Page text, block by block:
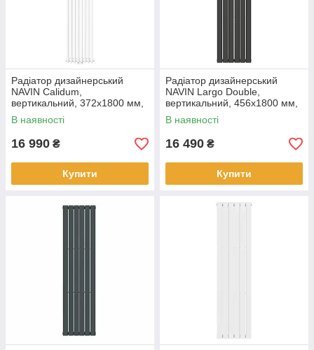
Радіатор дизайнерський
NAVIN Calidum,
вертикальний, 372x1800 мм,
1326 Вт, нижнє підключення
50 мм, білий
В наявності
16 990 ₴
Купити
Радіатор дизайнерський
NAVIN Largo Double,
вертикальний, 456x1800 мм,
1386 Вт, бічне підключення,
чорний муар
В наявності
16 490 ₴
Купити